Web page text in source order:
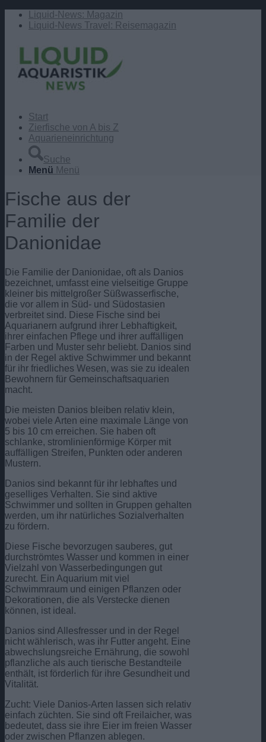
Liquid-News: Magazin
Liquid-News Travel: Reisemagazin
Start
Zierfische von A bis Z
Aquarieneinrichtung
Suche
Menü Menü
Fische aus der
Familie der
Danionidae
Die Familie der Danionidae, oft als Danios
bezeichnet, umfasst eine vielseitige Gruppe
kleiner bis mittelgroßer Süßwasserfische,
die vor allem in Süd- und Südostasien
verbreitet sind. Diese Fische sind bei
Aquarianern aufgrund ihrer Lebhaftigkeit,
ihrer einfachen Pflege und ihrer auffälligen
Farben und Muster sehr beliebt. Danios sind
in der Regel aktive Schwimmer und bekannt
für ihr friedliches Wesen, was sie zu idealen
Bewohnern für Gemeinschaftsaquarien
macht.
Die meisten Danios bleiben relativ klein,
wobei viele Arten eine maximale Länge von
5 bis 10 cm erreichen. Sie haben oft
schlanke, stromlinienförmige Körper mit
auffälligen Streifen, Punkten oder anderen
Mustern.
Danios sind bekannt für ihr lebhaftes und
geselliges Verhalten. Sie sind aktive
Schwimmer und sollten in Gruppen gehalten
werden, um ihr natürliches Sozialverhalten
zu fördern.
Diese Fische bevorzugen sauberes, gut
durchströmtes Wasser und kommen in einer
Vielzahl von Wasserbedingungen gut
zurecht. Ein Aquarium mit viel
Schwimmraum und einigen Pflanzen oder
Dekorationen, die als Verstecke dienen
können, ist ideal.
Danios sind Allesfresser und in der Regel
nicht wählerisch, was ihr Futter angeht. Eine
abwechslungsreiche Ernährung, die sowohl
pflanzliche als auch tierische Bestandteile
enthält, ist förderlich für ihre Gesundheit und
Vitalität.
Zucht: Viele Danios-Arten lassen sich relativ
einfach züchten. Sie sind oft Freilaicher, was
bedeutet, dass sie ihre Eier im freien Wasser
oder zwischen Pflanzen ablegen.